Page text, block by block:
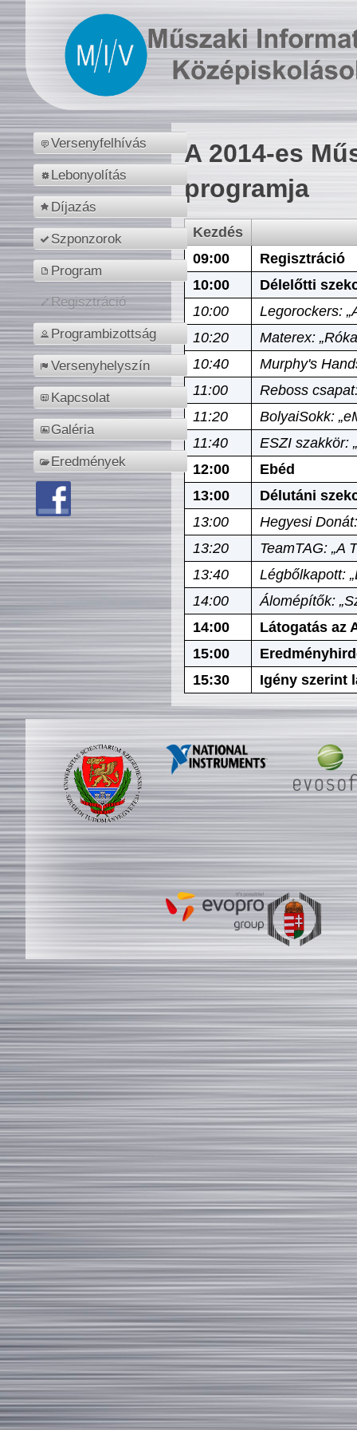
Versenyfelhívás
Lebonyolítás
Díjazás
Szponzorok
Program
Regisztráció
Programbizottság
Versenyhelyszín
Kapcsolat
Galéria
Eredmények
A 2014-es
programja
Kezdés
09:00
Regisztráció
10:00
Délelőtti
10:00
Legorockers:
10:20
Materex:
10:40
Murphy's
11:00
Reboss
11:20
BolyaiSokk:
11:40
ESZI szakkör:
12:00
Ebéd
13:00
Délutáni
13:00
Hegyesi
13:20
TeamTAG: „A
13:40
Légbőlkapott:
14:00
Álomépítők:
14:00
Látogatás az
15:00
15:30
Igény szerint